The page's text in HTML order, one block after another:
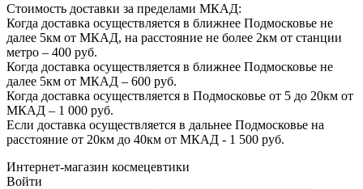
Стоимость доставки за пределами МКАД:
Когда доставка осуществляется в ближнее Подмосковье не
далее 5км от МКАД, на расстояние не более 2км от станции
метро – 400 руб.
Когда доставка осуществляется в ближнее Подмосковье не
далее 5км от МКАД – 600 руб.
Когда доставка осуществляется в Подмосковье от 5 до 20км от
МКАД – 1 000 руб.
Если доставка осуществляется в дальнее Подмосковье на
расстояние от 20км до 40км от МКАД - 1 500 руб.
Интернет-магазин космецевтики
Войти